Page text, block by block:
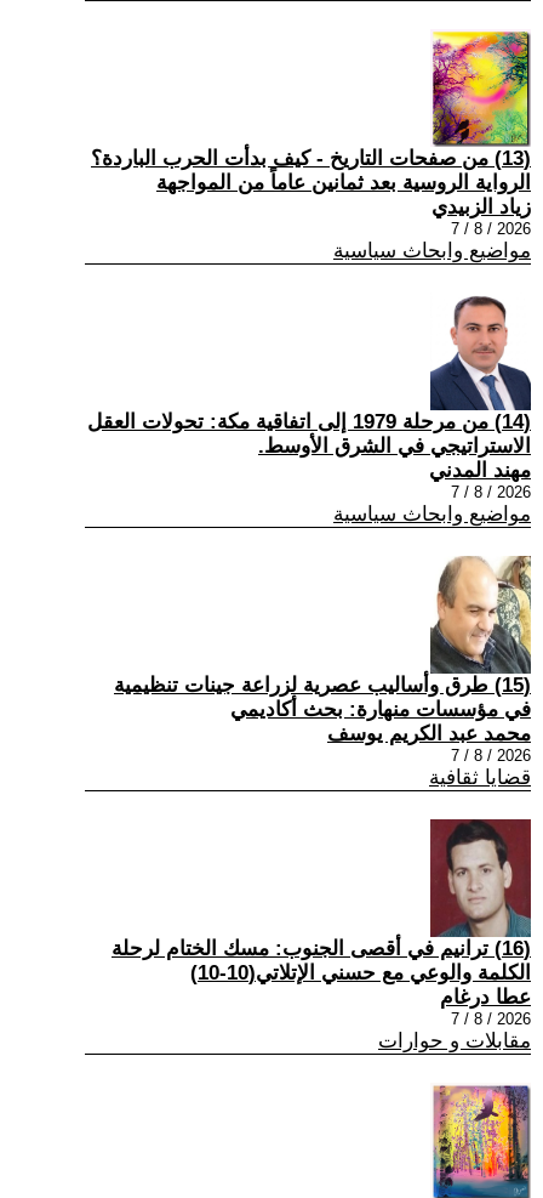
(13) من صفحات التاريخ - كيف بدأت الحرب الباردة؟
الرواية الروسية بعد ثمانين عاماً من المواجهة
زياد الزبيدي
2026 / 8 / 7
مواضيع وابحاث سياسية
(14) من مرحلة 1979 إلى اتفاقية مكة: تحولات العقل
الاستراتيجي في الشرق الأوسط.
مهند المدني
2026 / 8 / 7
مواضيع وابحاث سياسية
(15) طرق وأساليب عصرية لزراعة جينات تنظيمية
في مؤسسات منهارة: بحث أكاديمي
محمد عبد الكريم يوسف
2026 / 8 / 7
قضايا ثقافية
(16) ترانيم في أقصى الجنوب: مسك الختام لرحلة
الكلمة والوعي مع حسني الإتلاتي(10-10)
عطا درغام
2026 / 8 / 7
مقابلات و حوارات